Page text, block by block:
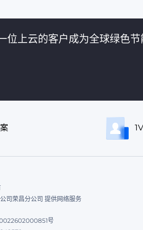
位上云的客户成为全球绿色节
司荣昌分公司 提供网络服务
号